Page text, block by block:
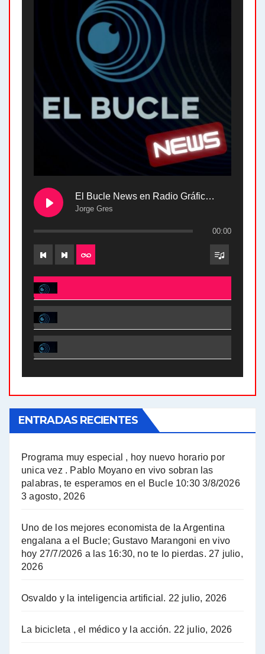
El Bucle News en Radio Gráfica. Bloque 2 . 28.04.24
Jorge Gres
00:00
El Bucle News en Radio Gráfica. Bloque 2 . 28.04.24 - Jorge Gres
El Bucle News en Radio Gráfica. Bloque 1 . 28.04.24 - Jorge Gres
El Bucle News en Radio Gráfica. Bloque 2 . 21.04.24 - Jorge Gres
A mayor poder al empresariado le cuesta encontrar resistencia - Jose Urtubey con Jorge Gres
Hugo Yasky : Día de la Militancia - Hugo Yasky con Jorge Gres
Hugo Yasky sobre la Coordinadora de las Industrias de Productos Alimenticios (COPAL) - Hugo Yasky con Jorge Gres
Pablo Moyano sobre el espionaje: "Estos personajes siniestros han hecho mucho daño" - Pablo Moyano con Jorge Gres
ENTRADAS RECIENTES
Programa muy especial , hoy nuevo horario por
unica vez . Pablo Moyano en vivo sobran las
palabras, te esperamos en el Bucle 10:30 3/8/2026
3 agosto, 2026
Uno de los mejores economista de la Argentina
engalana a el Bucle; Gustavo Marangoni en vivo
hoy 27/7/2026 a las 16:30, no te lo pierdas. 27 julio,
2026
Osvaldo y la inteligencia artificial. 22 julio, 2026
La bicicleta , el médico y la acción. 22 julio, 2026